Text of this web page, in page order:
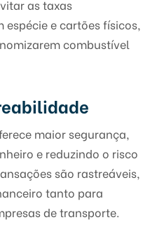
as taxas
e cartões físicos,
combustível
maior segurança,
e reduzindo o risco
são rastreáveis,
tanto para
de transporte.